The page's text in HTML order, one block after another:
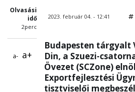
Olvasási
idő
2perc
a- a+
2023. február 04. - 12:41
Budapesten tárgyalt
Din, a Szuezi-
Övezet (SCZone)
Exportfejlesztési
tisztviselői